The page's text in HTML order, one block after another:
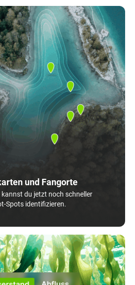
und Fangorte
kannst du jetzt noch schneller
Spots identifizieren.